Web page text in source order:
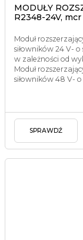
MODUŁY
R2348-24V,
Moduł
siłowników 24 V-
w zależności od
Moduł
siłowników 48 V-
SPRAWDŹ